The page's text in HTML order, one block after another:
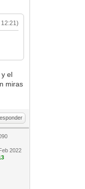
el
miras
2022